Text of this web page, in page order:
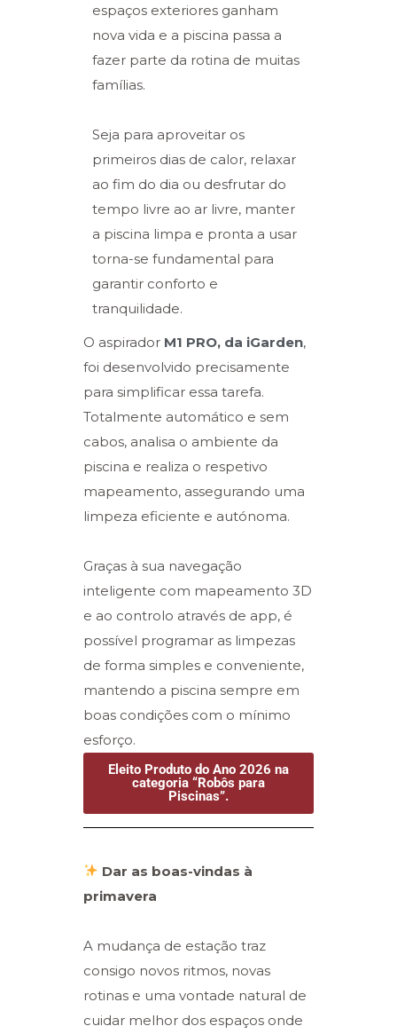
espaços exteriores ganham
nova vida e a piscina passa a
fazer parte da rotina de muitas
famílias.
Seja para aproveitar os
primeiros dias de calor, relaxar
ao fim do dia ou desfrutar do
tempo livre ao ar livre, manter
a piscina limpa e pronta a usar
torna-se fundamental para
garantir conforto e
tranquilidade.
O aspirador M1 PRO, da iGarden,
foi desenvolvido precisamente
para simplificar essa tarefa.
Totalmente automático e sem
cabos, analisa o ambiente da
piscina e realiza o respetivo
mapeamento, assegurando uma
limpeza eficiente e autónoma.
Graças à sua navegação
inteligente com mapeamento 3D
e ao controlo através de app, é
possível programar as limpezas
de forma simples e conveniente,
mantendo a piscina sempre em
boas condições com o mínimo
esforço.
Eleito Produto do Ano 2026 na
categoria “Robôs para
Piscinas”.
Dar as boas-vindas à
primavera
A mudança de estação traz
consigo novos ritmos, novas
rotinas e uma vontade natural de
cuidar melhor dos espaços onde